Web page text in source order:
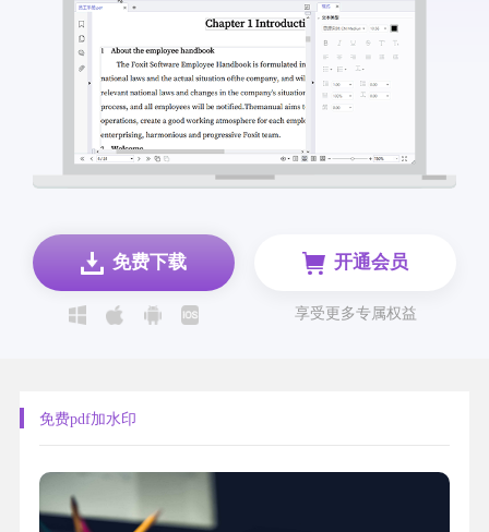
免费下载 开通会员
享受更多专属权益
免费pdf加水印